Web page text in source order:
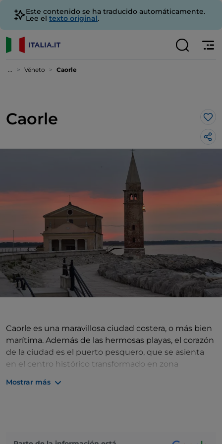
Este contenido se ha traducido automáticamente.
Lee el texto original.
... Véneto Caorle
Caorle Me
Caorle es una maravillosa ciudad costera, o más bien
marítima. Además de las hermosas playas, el corazón
de la ciudad es el puerto pesquero, que se asienta
en el centro histórico transformado en zona
Mostrar más